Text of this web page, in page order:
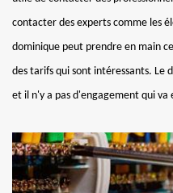
contacter des experts comme les
dominique peut prendre en main
des tarifs qui sont intéressants.
et il n'y a pas d'engagement qui va